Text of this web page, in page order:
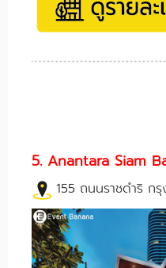
5. Anantara Siam
155 ถนนราชดำริ กรุ